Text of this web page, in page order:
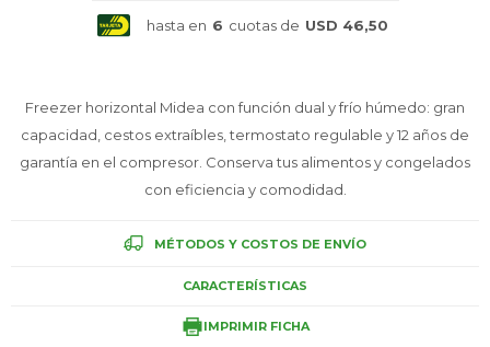
hasta en 6 cuotas de USD 46,50
Freezer horizontal Midea con función dual y frío húmedo: gran
capacidad, cestos extraíbles, termostato regulable y 12 años de
garantía en el compresor. Conserva tus alimentos y congelados
con eficiencia y comodidad.
MÉTODOS Y COSTOS DE ENVÍO
CARACTERÍSTICAS
IMPRIMIR FICHA
Atención Personalizada
Local